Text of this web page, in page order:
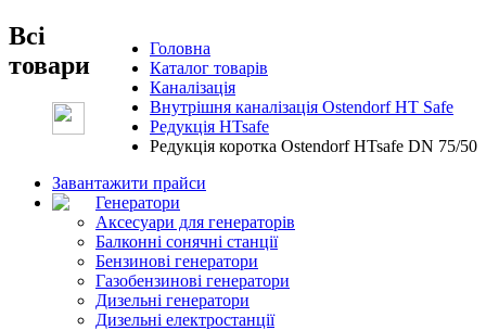
Головна
Каталог товарів
Каналізація
Внутрішня каналізація Ostendorf HT Safe
Редукція HTsafe
Редукція коротка Ostendorf HTsafe DN 75/50
Всі
товари
Завантажити прайси
Генератори
Аксесуари для генераторів
Балконні сонячні станції
Бензинові генератори
Газобензинові генератори
Дизельні генератори
Дизельні електростанції